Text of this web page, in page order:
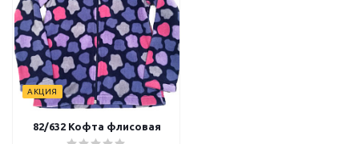
АКЦИЯ
82/632 Кофта флисовая